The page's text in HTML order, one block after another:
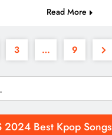
Read More
3 … 9
2024 Best Kpop Songs